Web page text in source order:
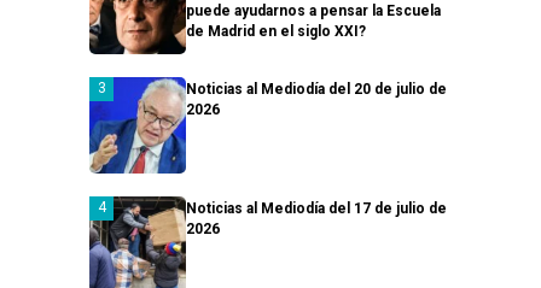
puede ayudarnos a pensar la Escuela
de Madrid en el siglo XXI?
Noticias al Mediodía del 20 de julio de
2026
Noticias al Mediodía del 17 de julio de
2026